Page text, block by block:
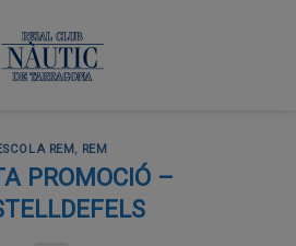
REM , REM
PROMOCIÓ –